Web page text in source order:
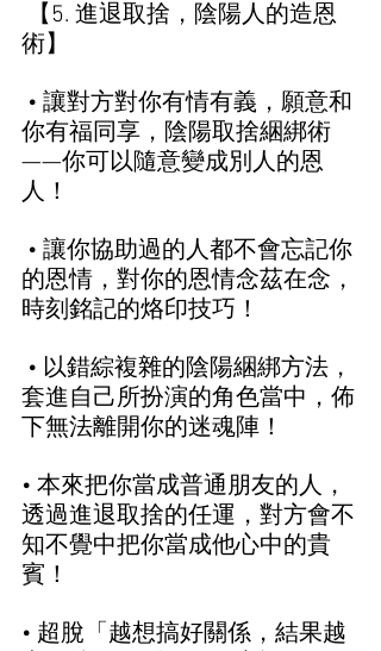
【5. 進退取捨，陰陽人的造恩
術】
• 讓對方對你有情有義，願意和
你有福同享，陰陽取捨綑綁術
——你可以隨意變成別人的恩
人！
• 讓你協助過的人都不會忘記你
的恩情，對你的恩情念茲在念，
時刻銘記的烙印技巧！
• 以錯綜複雜的陰陽綑綁方法，
套進自己所扮演的角色當中，佈
下無法離開你的迷魂陣！
• 本來把你當成普通朋友的人，
透過進退取捨的任運，對方會不
知不覺中把你當成他心中的貴
賓！
• 超脫「越想搞好關係，結果越